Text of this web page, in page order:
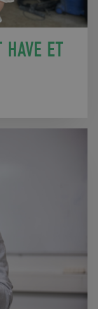
HAVE ET